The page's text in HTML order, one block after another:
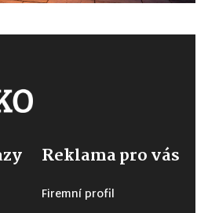
Reklama pro vás
Firemní profil